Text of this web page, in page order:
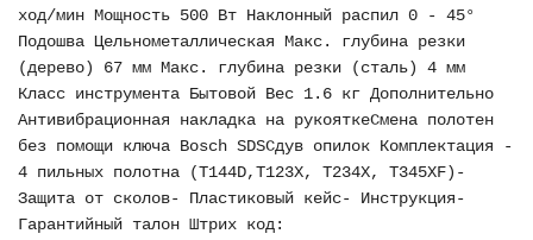
ход/мин Мощность 500 Вт Наклонный распил 0 - 45°
Подошва Цельнометаллическая Макс. глубина резки
(дерево) 67 мм Макс. глубина резки (сталь) 4 мм
Класс инструмента Бытовой Вес 1.6 кг Дополнительно
Антивибрационная накладка на рукояткеСмена полотен
без помощи ключа Bosch SDSСдув опилок Комплектация -
4 пильных полотна (T144D,T123X, T234X, T345XF)-
Защита от сколов- Пластиковый кейс- Инструкция-
Гарантийный талон Штрих код: